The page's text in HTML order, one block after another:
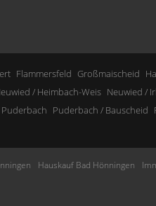
Flammersfeld Großmaischeid
/ Heimbach-Weis Neuwied /
Puderbach Puderbach / Bauscheid
Hauskauf Bad Hönningen